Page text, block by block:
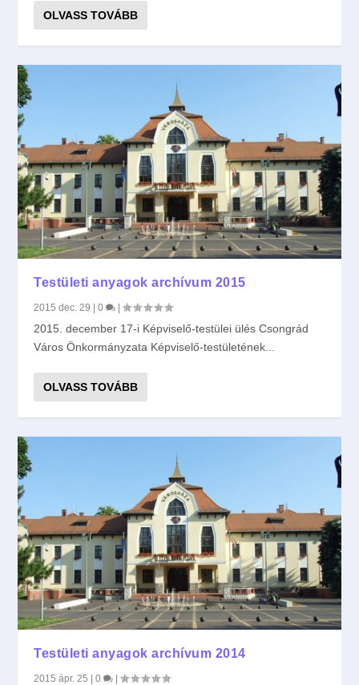
OLVASS TOVÁBB
Testületi anyagok archívum 2015
2015 dec. 29 |0 |
2015. december 17-i Képviselő-testülei ülés Csongrád
Város Önkormányzata Képviselő-testületének...
OLVASS TOVÁBB
Testületi anyagok archívum 2014
2015 ápr. 25 |0 |